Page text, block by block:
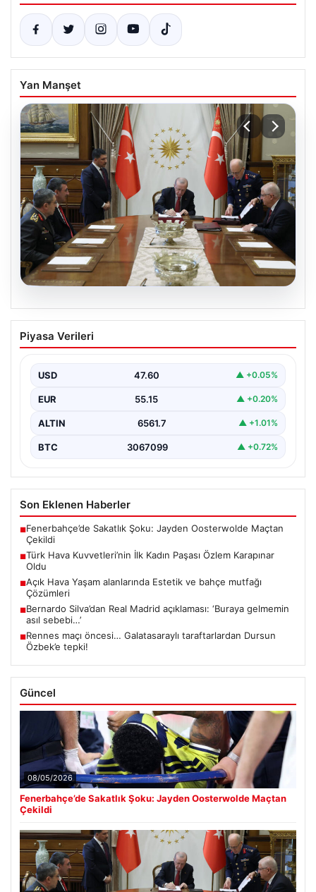
Yan Manşet
Türk Hava Kuvvetleri’nin İlk Kadın
Paşası Özlem Karapınar Oldu
kez kadınlardan oluşan yüksek rütbeli…
Piyasa Verileri
USD 47.60 ▲ +0.05%
EUR 55.15 ▲ +0.20%
ALTIN 6561.7 ▲ +1.01%
BTC 3067099 ▲ +0.72%
Son Eklenen Haberler
■Fenerbahçe’de Sakatlık Şoku: Jayden Oosterwolde Maçtan
Çekildi
■Türk Hava Kuvvetleri’nin İlk Kadın Paşası Özlem Karapınar
Oldu
■Açık Hava Yaşam alanlarında Estetik ve bahçe mutfağı
Çözümleri
■Bernardo Silva’dan Real Madrid açıklaması: ‘Buraya gelmemin
asıl sebebi…’
■Rennes maçı öncesi… Galatasaraylı taraftarlardan Dursun
Özbek’e tepki!
Güncel
08/05/2026
Fenerbahçe’de Sakatlık Şoku: Jayden Oosterwolde Maçtan
Çekildi